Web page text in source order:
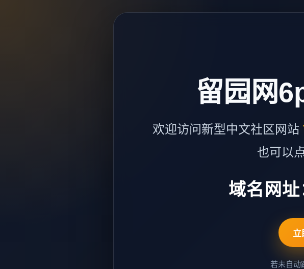
留园网
欢迎访问新型中文社区网站
也可以
域名网址
立
若未自动